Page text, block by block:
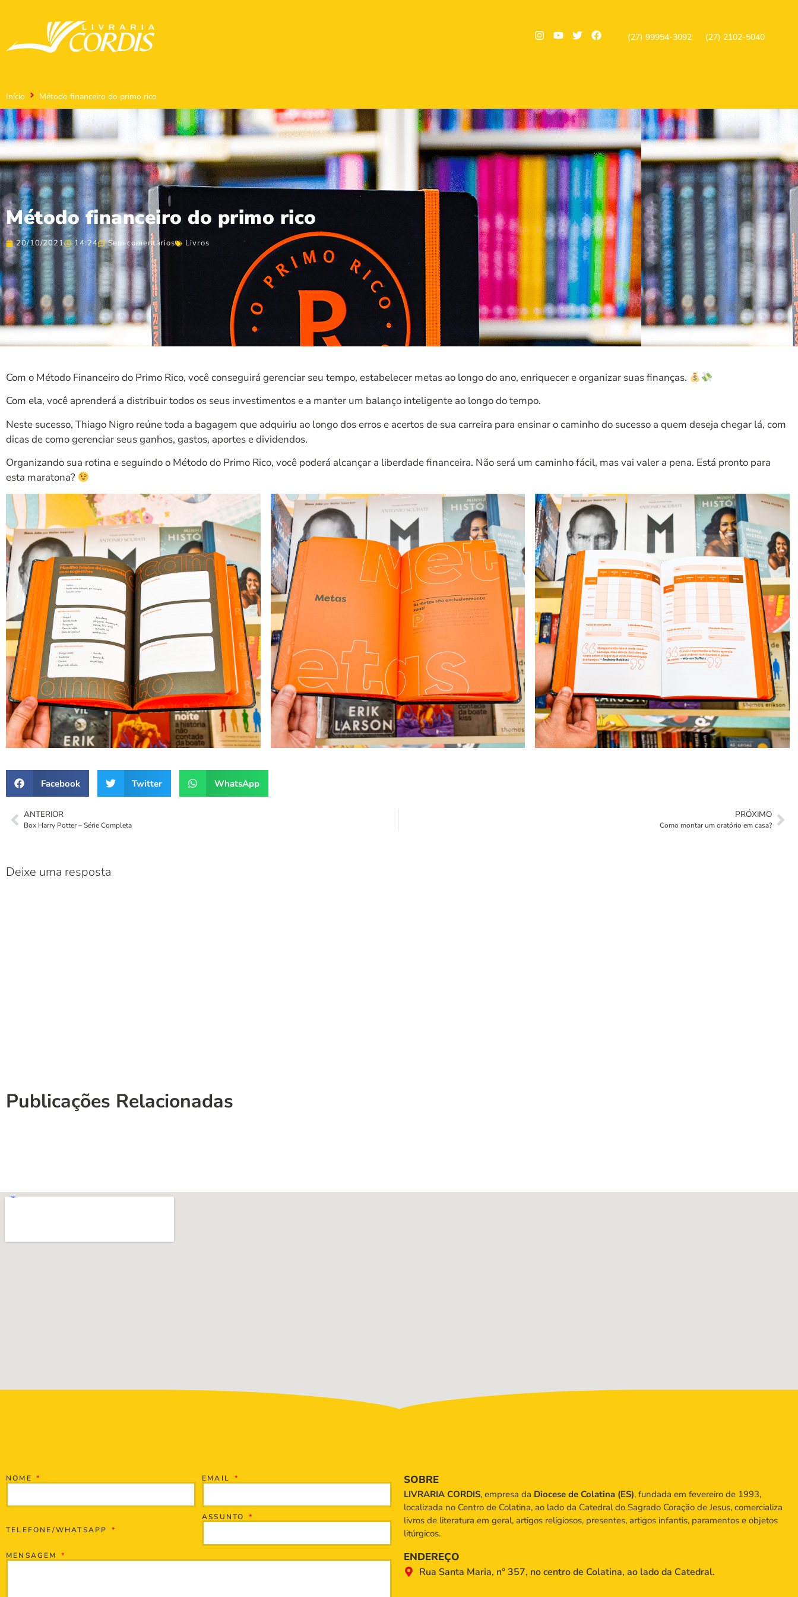
(27) 99954-3092 (27) 2102-5040
Início Método financeiro do primo rico
Método financeiro do primo rico
20/10/2021 14:24 Sem comentários Livros
Com o Método Financeiro do Primo Rico, você conseguirá gerenciar seu tempo, estabelecer metas ao longo do ano, enriquecer e organizar suas finanças.
Com ela, você aprenderá a distribuir todos os seus investimentos e a manter um balanço inteligente ao longo do tempo.
Neste sucesso, Thiago Nigro reúne toda a bagagem que adquiriu ao longo dos erros e acertos de sua carreira para ensinar o caminho do sucesso a quem deseja chegar lá, com
dicas de como gerenciar seus ganhos, gastos, aportes e dividendos.
Organizando sua rotina e seguindo o Método do Primo Rico, você poderá alcançar a liberdade financeira. Não será um caminho fácil, mas vai valer a pena. Está pronto para
esta maratona?
Facebook Twitter WhatsApp
ANTERIOR
Box Harry Potter – Série Completa
PRÓXIMO
Como montar um oratório em casa?
Deixe uma resposta
Publicações Relacionadas
NOME EMAIL
TELEFONE/WHATSAPP
ASSUNTO
MENSAGEM
SOBRE
LIVRARIA CORDIS, empresa da Diocese de Colatina (ES), fundada em fevereiro de 1993,
localizada no Centro de Colatina, ao lado da Catedral do Sagrado Coração de Jesus, comercializa
livros de literatura em geral, artigos religiosos, presentes, artigos infantis, paramentos e objetos
litúrgicos.
ENDEREÇO
Rua Santa Maria, n° 357, no centro de Colatina, ao lado da Catedral.